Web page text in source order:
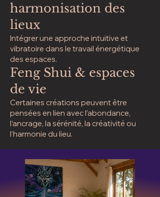
harmonisation des
lieux
Intégrer une approche intuitive et
vibratoire dans le travail énergétique
des espaces.
Feng Shui & espaces
de vie
Certaines créations peuvent être
pensées en lien avec l’abondance,
l’ancrage, la sérénité, la créativité ou
l’harmonie du lieu.